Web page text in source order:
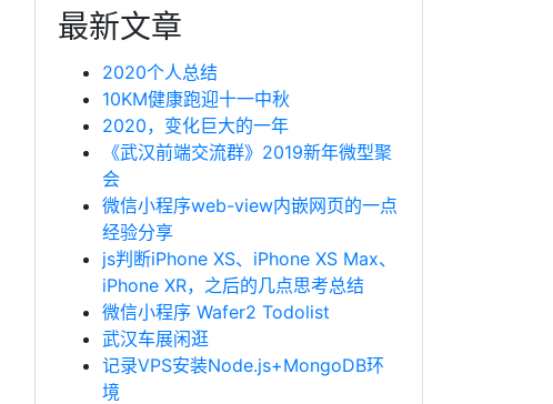
最新文章
2020个人总结
10KM健康跑迎十一中秋
2020，变化巨大的一年
《武汉前端交流群》2019新年微型聚
会
微信小程序web-view内嵌网页的一点
经验分享
js判断iPhone XS、iPhone XS Max、
iPhone XR，之后的几点思考总结
微信小程序 Wafer2 Todolist
武汉车展闲逛
记录VPS安装Node.js+MongoDB环
境